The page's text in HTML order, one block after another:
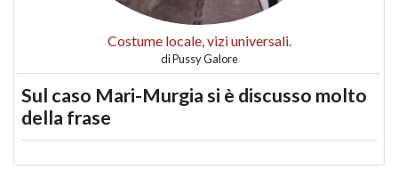
Costume locale, vizi universali.
diPussy Galore
Sul caso Mari-Murgia si è discusso molto
della frase